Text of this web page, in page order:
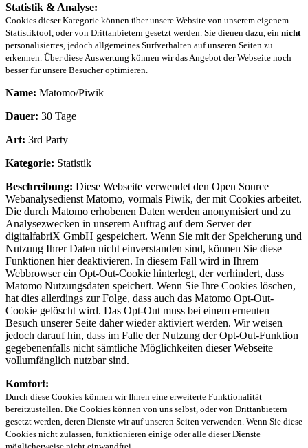
Statistik & Analyse:
Cookies dieser Kategorie können über unsere Website von unserem eigenem
Statistiktool, oder von Drittanbietern gesetzt werden. Sie dienen dazu, ein nicht
personalisiertes, jedoch allgemeines Surfverhalten auf unseren Seiten zu
erkennen. Über diese Auswertung können wir das Angebot der Webseite noch
besser für unsere Besucher optimieren.
Name: Matomo/Piwik
Dauer: 30 Tage
Art: 3rd Party
Kategorie: Statistik
Beschreibung: Diese Webseite verwendet den Open Source
Webanalysedienst Matomo, vormals Piwik, der mit Cookies arbeitet.
Die durch Matomo erhobenen Daten werden anonymisiert und zu
Analysezwecken in unserem Auftrag auf dem Server der
digitalfabriX GmbH gespeichert. Wenn Sie mit der Speicherung und
Nutzung Ihrer Daten nicht einverstanden sind, können Sie diese
Funktionen hier deaktivieren. In diesem Fall wird in Ihrem
Webbrowser ein Opt-Out-Cookie hinterlegt, der verhindert, dass
Matomo Nutzungsdaten speichert. Wenn Sie Ihre Cookies löschen,
hat dies allerdings zur Folge, dass auch das Matomo Opt-Out-
Cookie gelöscht wird. Das Opt-Out muss bei einem erneuten
Besuch unserer Seite daher wieder aktiviert werden. Wir weisen
jedoch darauf hin, dass im Falle der Nutzung der Opt-Out-Funktion
gegebenenfalls nicht sämtliche Möglichkeiten dieser Webseite
vollumfänglich nutzbar sind.
Komfort:
Durch diese Cookies können wir Ihnen eine erweiterte Funktionalität
bereitzustellen. Die Cookies können von uns selbst, oder von Drittanbietern
gesetzt werden, deren Dienste wir auf unseren Seiten verwenden. Wenn Sie diese
Cookies nicht zulassen, funktionieren einige oder alle dieser Dienste